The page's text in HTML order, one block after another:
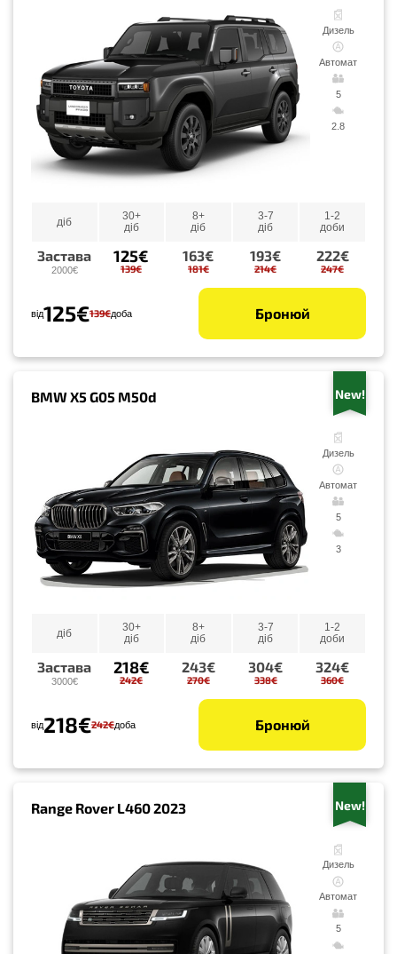
Дизель
Автомат
5
2.8
діб
30+
діб
8+
діб
3-7
діб
1-2
доби
Застава
2000€
125€
139€
163€
181€
193€
214€
222€
247€
від125€139€доба Бронюй
BMW X5 G05 M50d New!
Дизель
Автомат
5
3
діб
30+
діб
8+
діб
3-7
діб
1-2
доби
Застава
3000€
218€
242€
243€
270€
304€
338€
324€
360€
від218€242€доба Бронюй
Range Rover L460 2023 New!
Дизель
Автомат
5